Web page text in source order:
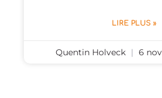
LIRE PLUS »
Quentin Holveck 6